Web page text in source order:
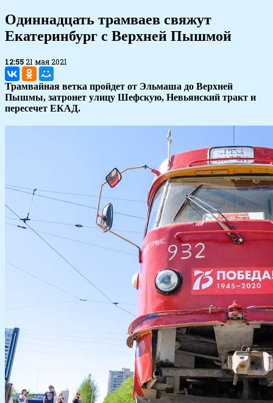
​Одиннадцать трамваев свяжут
Екатеринбург с Верхней Пышмой
12:5521 мая 2021
Трамвайная ветка пройдет от Эльмаша до Верхней
Пышмы, затронет улицу Шефскую, Невьянский тракт и
пересечет ЕКАД.